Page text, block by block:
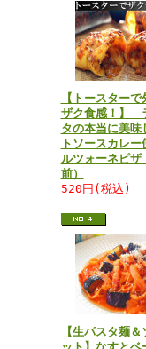
【トースター
ザク食感！】
タの本当に美味
トソースカレ
ルツォーネピ
前）
520円(税込)
【生パスタ麺